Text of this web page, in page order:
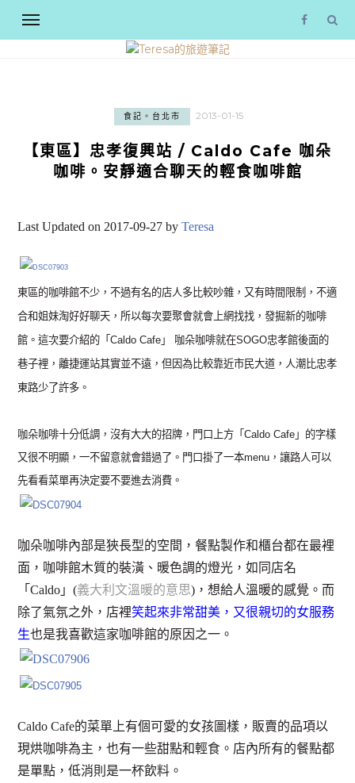
食記。台北市 2013-01-15
【東區】忠孝復興站 / Caldo Cafe 咖朵
咖啡。安靜適合聊天的輕食咖啡館
Last Updated on 2017-09-27 byTeresa
東區的咖啡館不少，不過有名的店人多比較吵雜，又有時間限制，不適
合和姐妹淘好好聊天，所以每次要聚會就會上網找找，發掘新的咖啡
館。這次要介紹的「Caldo Cafe」 咖朵咖啡就在SOGO忠孝館後面的
巷子裡，離捷運站其實並不遠，但因為比較靠近市民大道，人潮比忠孝
東路少了許多。
咖朵咖啡十分低調，沒有大大的招牌，門口上方「Caldo Cafe」的字樣
又很不明顯，一不留意就會錯過了。門口掛了一本menu，讓路人可以
先看看菜單再決定要不要進去消費。
咖朵咖啡內部是狹長型的空間，餐點製作和櫃台都在最裡
面，咖啡館木質的裝潢、暖色調的燈光，如同店名
「Caldo」(義大利文溫暖的意思)，想給人溫暖的感覺。而
除了氣氛之外，店裡笑起來非常甜美，又很親切的女服務
生也是我喜歡這家咖啡館的原因之一。
Caldo Cafe的菜單上有個可愛的女孩圖樣，販賣的品項以
現烘咖啡為主，也有一些甜點和輕食。店內所有的餐點都
是單點，低消則是一杯飲料。